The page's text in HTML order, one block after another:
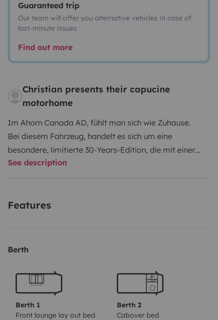
Guaranteed trip
Our team will offer you alternative vehicles in case of
last-minute issues
Find out more
Christian presents their capucine
motorhome
Im Ahorn Canada AD, fühlt man sich wie Zuhause.
Bei diesem Fahrzeug, handelt es sich um eine
besondere, limitierte 30-Years-Edition, die mit einer
exklusiven Sonderausstattung punktet.
Das Alkoven Modell mit Doppelbett, der Canada AD,
Mit umfangreicher Arbeitsfläche, zahlreichen
Küchenutensilien ist diese Küche ein Traum für alle
Hobbyköche. Abgerundet durch einen großen
Kühlschrank mit getrenntem Tiefkühlfach.
Der Canada AD ist mit Dinettenumbau für sechs
See description
Features
Berth
Berth 1
Front lounge lay out bed
Berth 2
Cabover bed